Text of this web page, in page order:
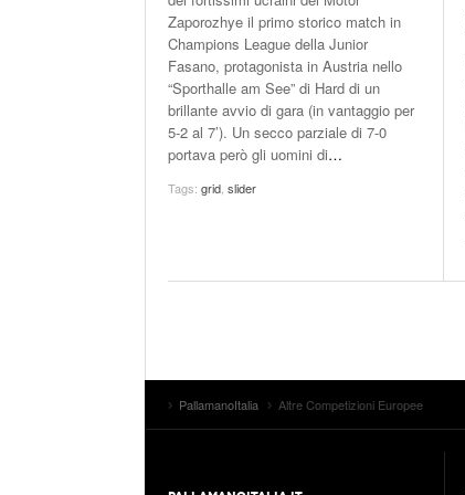
Zaporozhye il primo storico match in
Champions League della Junior
Fasano, protagonista in Austria nello
“Sporthalle am See” di Hard di un
brillante avvio di gara (in vantaggio per
5-2 al 7’). Un secco parziale di 7-0
portava però gli uomini di…
Tags: grid slider
PallamanoItalia Altre Competizioni Europee